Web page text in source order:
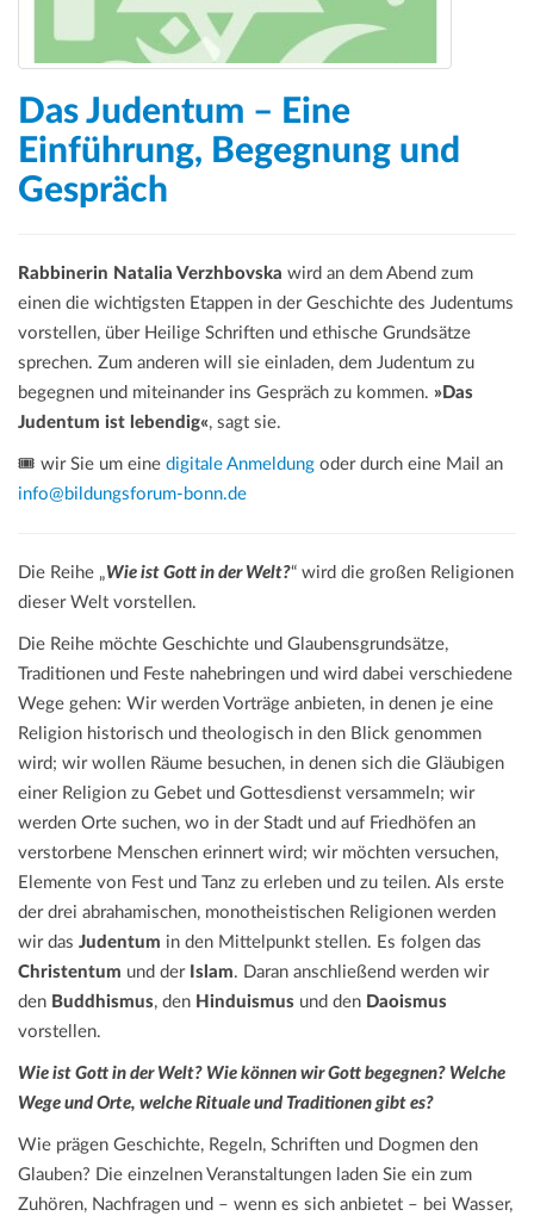
Das Judentum – Eine
Einführung, Begegnung und
Gespräch
Rabbinerin Natalia Verzhbovska wird an dem Abend zum
einen die wichtigsten Etappen in der Geschichte des Judentums
vorstellen, über Heilige Schriften und ethische Grundsätze
sprechen. Zum anderen will sie einladen, dem Judentum zu
begegnen und miteinander ins Gespräch zu kommen. »Das
Judentum ist lebendig«, sagt sie.
🎟️ wir Sie um eine digitale Anmeldung oder durch eine Mail an
info@bildungsforum-bonn.de
Die Reihe „Wie ist Gott in der Welt?“ wird die großen Religionen
dieser Welt vorstellen.
Die Reihe möchte Geschichte und Glaubensgrundsätze,
Traditionen und Feste nahebringen und wird dabei verschiedene
Wege gehen: Wir werden Vorträge anbieten, in denen je eine
Religion historisch und theologisch in den Blick genommen
wird; wir wollen Räume besuchen, in denen sich die Gläubigen
einer Religion zu Gebet und Gottesdienst versammeln; wir
werden Orte suchen, wo in der Stadt und auf Friedhöfen an
verstorbene Menschen erinnert wird; wir möchten versuchen,
Elemente von Fest und Tanz zu erleben und zu teilen. Als erste
der drei abrahamischen, monotheistischen Religionen werden
wir das Judentum in den Mittelpunkt stellen. Es folgen das
Christentum und der Islam. Daran anschließend werden wir
den Buddhismus, den Hinduismus und den Daoismus
vorstellen.
Wie ist Gott in der Welt? Wie können wir Gott begegnen? Welche
Wege und Orte, welche Rituale und Traditionen gibt es?
Wie prägen Geschichte, Regeln, Schriften und Dogmen den
Glauben? Die einzelnen Veranstaltungen laden Sie ein zum
Zuhören, Nachfragen und – wenn es sich anbietet – bei Wasser,